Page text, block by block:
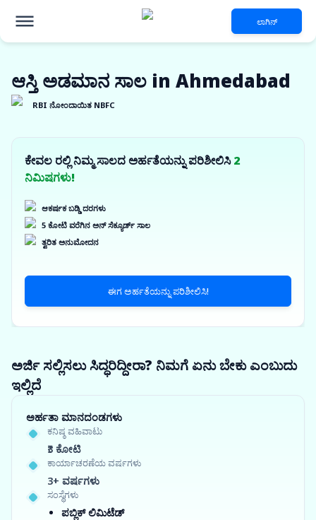
ಲಾಗಿನ್
ಆಸ್ತಿ ಅಡಮಾನ ಸಾಲ in Ahmedabad
RBI ನೋಂದಾಯಿತ NBFC
ಕೇವಲ ರಲ್ಲಿ ನಿಮ್ಮ ಸಾಲದ ಅರ್ಹತೆಯನ್ನು ಪರಿಶೀಲಿಸಿ2
ನಿಮಿಷಗಳು!
ಆಕರ್ಷಕ ಬಡ್ಡಿ ದರಗಳು
5 ಕೋಟಿ ವರೆಗಿನ ಅನ್ ಸೆಕ್ಯೂರ್ಡ್ ಸಾಲ
ತ್ವರಿತ ಅನುಮೋದನ
ಈಗ ಅರ್ಹತೆಯನ್ನು ಪರಿಶೀಲಿಸಿ!
ಅರ್ಜಿ ಸಲ್ಲಿಸಲು ಸಿದ್ಧರಿದ್ದೀರಾ? ನಿಮಗೆ ಏನು ಬೇಕು ಎಂಬುದು
ಇಲ್ಲಿದೆ
ಅರ್ಹತಾ ಮಾನದಂಡಗಳು
ಕನಿಷ್ಠ ವಹಿವಾಟು
₹3 ಕೋಟಿ
ಕಾರ್ಯಾಚರಣೆಯ ವರ್ಷಗಳು
3+ ವರ್ಷಗಳು
ಸಂಸ್ಥೆಗಳು
ಪಬ್ಲಿಕ್ ಲಿಮಿಟೆಡ್